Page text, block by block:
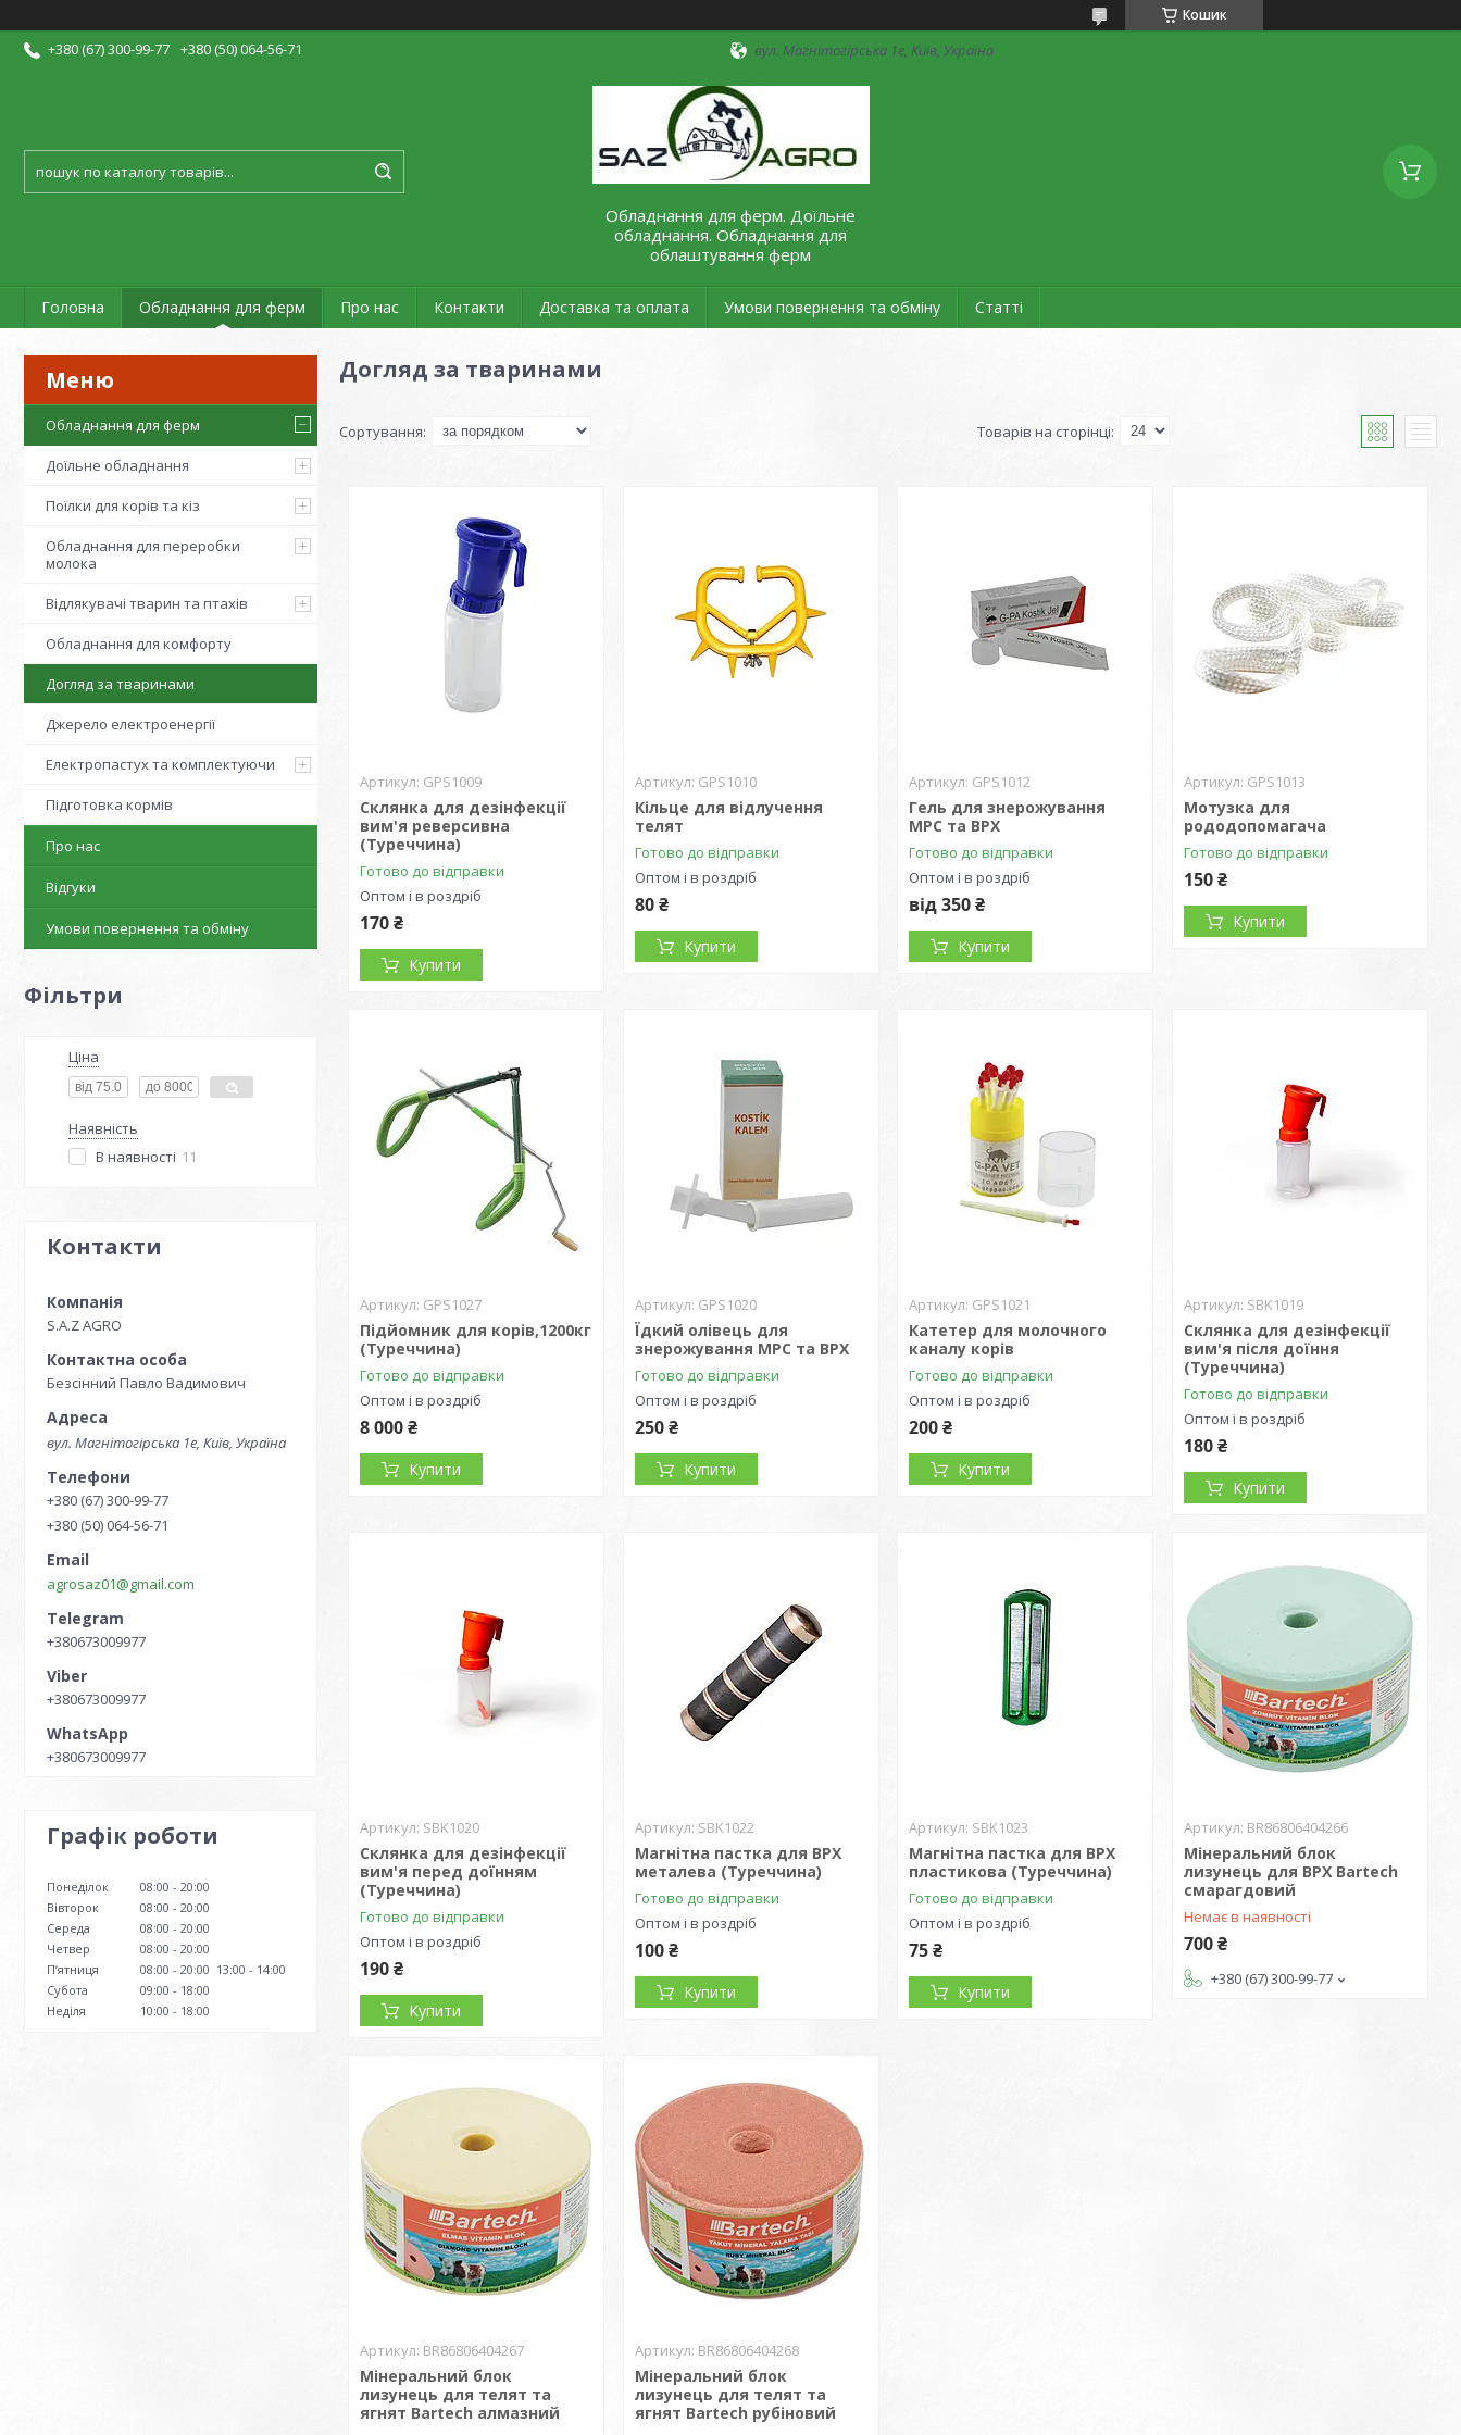
Кошик
+380 (67) 300-99-77 +380 (50) 064-56-71 вул. Магнітогірська 1е, Київ, Україна
Обладнання для ферм. Доїльне
обладнання. Обладнання для
облаштування ферм
Головна Обладнання для ферм Про нас Контакти Доставка та оплата Умови повернення та обміну Статті
Обладнання для ферм
Доїльне обладнання
Поїлки для корів та кіз
Обладнання для переробки
молока
Відлякувачі тварин та птахів
Обладнання для комфорту
Догляд за тваринами
Джерело електроенергії
Електропастух та комплектуючи
Підготовка кормів
Про нас
Відгуки
Умови повернення та обміну
Фільтри
Ціна
Наявність
В наявності 11
Контакти
S.A.Z AGRO
Безсінний Павло Вадимович
вул. Магнітогірська 1е, Київ, Україна
+380 (67) 300-99-77
+380 (50) 064-56-71
agrosaz01@gmail.com
+380673009977
+380673009977
+380673009977
Графік роботи
Понеділок 08:00
20:00
Вівторок
08:00
20:00
Середа
08:00
20:00
Четвер
08:00
20:00
Пʼятниця
08:00 20:00 13:00
14:00
Субота
09:00
18:00
Неділя
10:00 18:00
Догляд за тваринами
GPS1009
Склянка для дезінфекції
вим'я реверсивна
(Туреччина)
Готово до відправки
Оптом і в роздріб
170 ₴
Купити
GPS1010
Кільце для відлучення
телят
Готово до відправки
Оптом і в роздріб
80 ₴
Купити
GPS1012
Гель для знерожування
МРС та ВРХ
Готово до відправки
Оптом і в роздріб
від 350 ₴
Купити
GPS1013
Мотузка для
рододопомагача
Готово до відправки
150 ₴
Купити
GPS1027
Підйомник для корів,1200кг
(Туреччина)
Готово до відправки
Оптом і в роздріб
8 000 ₴
Купити
GPS1020
Їдкий олівець для
знерожування МРС та ВРХ
Готово до відправки
Оптом і в роздріб
250 ₴
Купити
GPS1021
Катетер для молочного
каналу корів
Готово до відправки
Оптом і в роздріб
200 ₴
Купити
SBK1019
Склянка для дезінфекції
вим'я після доїння
(Туреччина)
Готово до відправки
Оптом і в роздріб
180 ₴
Купити
SBK1020
Склянка для дезінфекції
вим'я перед доїнням
(Туреччина)
Готово до відправки
Оптом і в роздріб
190 ₴
Купити
SBK1022
Магнітна пастка для ВРХ
металева (Туреччина)
Готово до відправки
Оптом і в роздріб
100 ₴
Купити
SBK1023
Магнітна пастка для ВРХ
пластикова (Туреччина)
Готово до відправки
Оптом і в роздріб
75 ₴
Купити
BR86806404266
Мінеральний блок
лизунець для ВРХ Bartech
смарагдовий
Немає в наявності
700 ₴
+380 (67) 300-99-77
BR86806404267
Мінеральний блок
лизунець для телят та
ягнят Bartech алмазний
BR86806404268
Мінеральний блок
лизунець для телят та
ягнят Bartech рубіновий